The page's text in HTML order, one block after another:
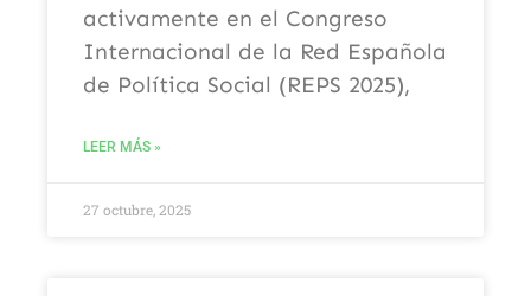
activamente en el Congreso
Internacional de la Red Española
de Política Social (REPS 2025),
LEER MÁS »
27 octubre, 2025